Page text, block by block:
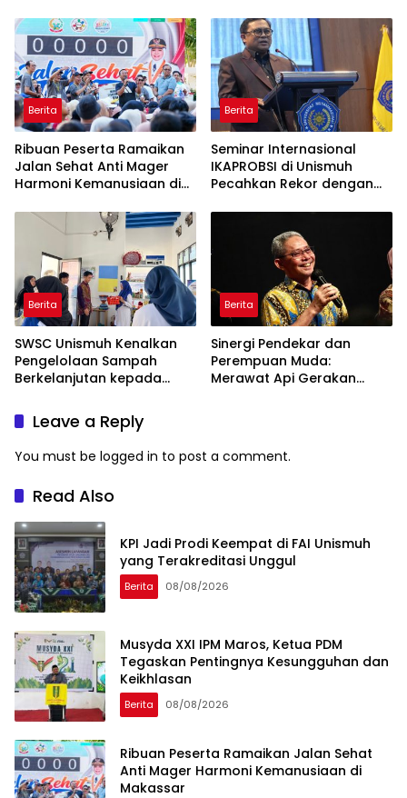
Berita
Ribuan Peserta Ramaikan
Jalan Sehat Anti Mager
Harmoni Kemanusiaan di
Berita
Seminar Internasional
IKAPROBSI di Unismuh
Pecahkan Rekor dengan
Berita
SWSC Unismuh Kenalkan
Pengelolaan Sampah
Berkelanjutan kepada
Visit
Berita
Sinergi Pendekar dan
Perempuan Muda:
Merawat Api Gerakan
Leave a Reply
You must be logged in to post a comment.
Read Also
KPI Jadi Prodi Keempat di FAI Unismuh
yang Terakreditasi Unggul
Berita 08/08/2026
Musyda XXI IPM Maros, Ketua PDM
Tegaskan Pentingnya Kesungguhan dan
Keikhlasan
Berita 08/08/2026
Ribuan Peserta Ramaikan Jalan Sehat
Anti Mager Harmoni Kemanusiaan di
Makassar